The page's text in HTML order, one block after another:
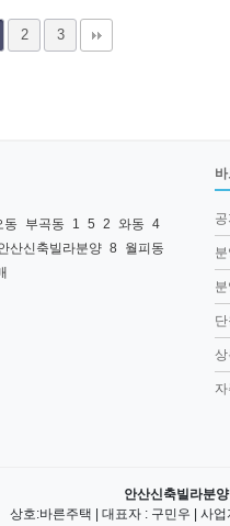
2 3
동 부곡동 1 5 2 와동 4
산신축빌라분양 8 월피동
바
안산신축빌라분
상호:바른주택 | 대표자 : 구민우 | 사